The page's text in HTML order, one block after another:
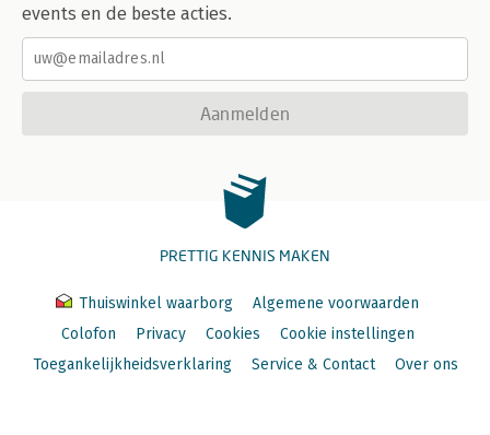
events en de beste acties.
Aanmelden
PRETTIG KENNIS MAKEN
Thuiswinkel waarborg
Algemene voorwaarden
Colofon
Privacy Cookies
Cookie instellingen
Toegankelijkheidsverklaring
Service & Contact Over ons